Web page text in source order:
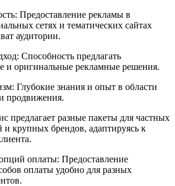
Предоставление рекламы в
сетях и тематических сайтах
аудитории.
Способность предлагать
и оригинальные рекламные решения.
Глубокие знания и опыт в области
продвижения.
предлагает разные пакеты для частных
и крупных брендов, адаптируясь к
оплаты: Предоставление
оплаты удобно для разных